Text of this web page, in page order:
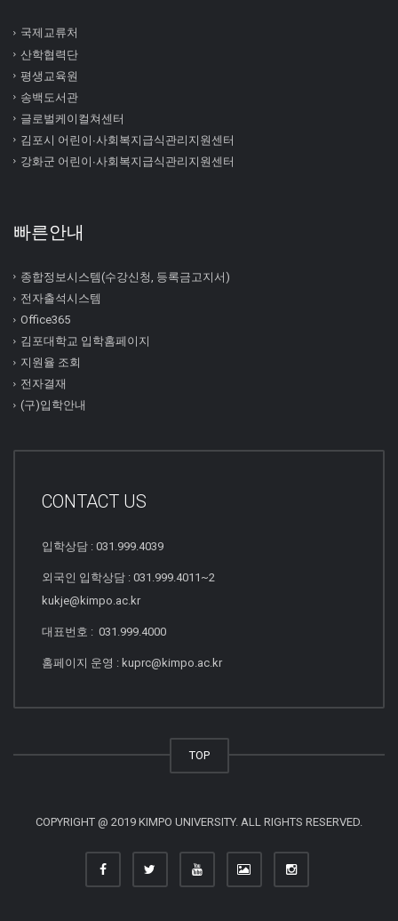
국제교류처
산학협력단
평생교육원
송백도서관
글로벌케이컬쳐센터
김포시 어린이∙사회복지급식관리지원센터
강화군 어린이∙사회복지급식관리지원센터
빠른안내
종합정보시스템(수강신청, 등록금고지서)
전자출석시스템
Office365
김포대학교 입학홈페이지
지원율 조회
전자결재
(구)입학안내
CONTACT US
입학상담 : 031.999.4039
외국인 입학상담 : 031.999.4011~2
kukje@kimpo.ac.kr
대표번호 : 031.999.4000
홈페이지 운영 : kuprc@kimpo.ac.kr
TOP
COPYRIGHT @ 2019 KIMPO UNIVERSITY. ALL RIGHTS RESERVED.